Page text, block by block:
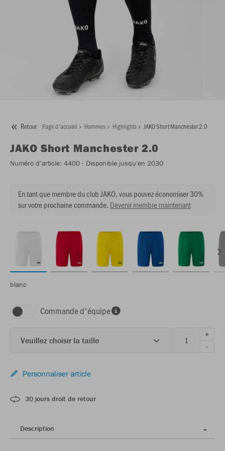
Retour Page d'accueil Hommes Highlights JAKO Short Manchester 2.0
JAKO Short Manchester 2.0
Numéro d’article: 4400 - Disponible jusqu'en 2030
En tant que membre du club JAKO, vous pouvez économiser 30%
sur votre prochaine commande. Devenir membre maintenant
blanc
Commande d'équipe
Veuillez choisir la taille
+
-
Personnaliser article
30 jours droit de retour
Description